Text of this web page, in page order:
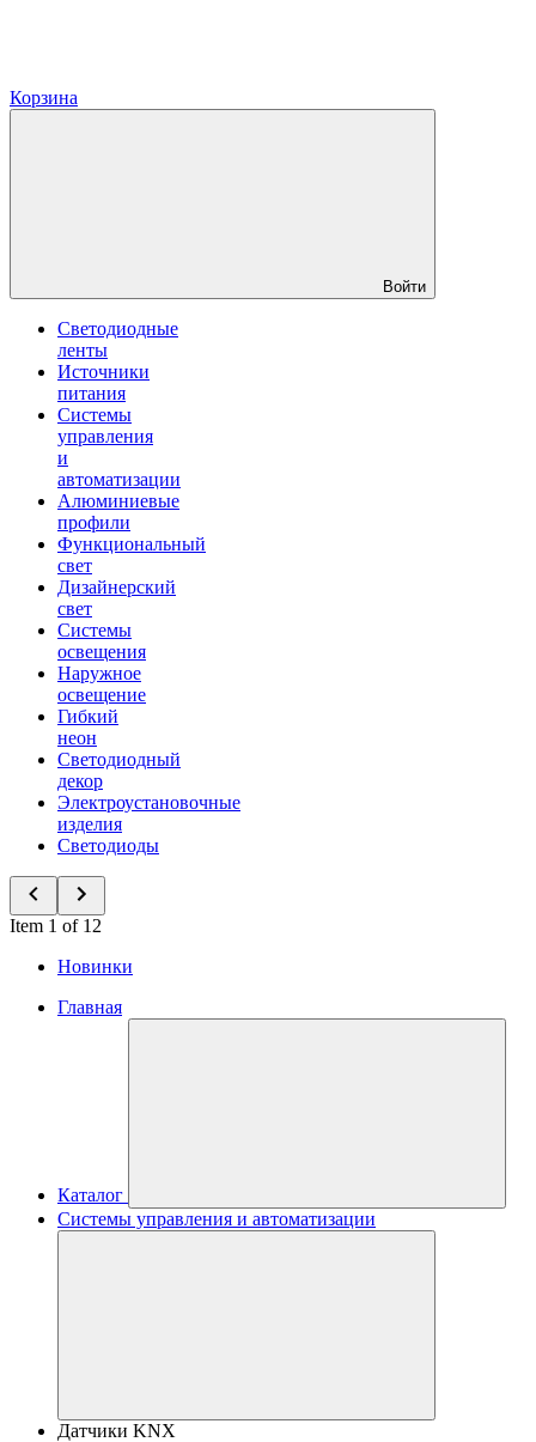
Корзина
Войти
Светодиодные
ленты
Источники
питания
Системы
управления
и
автоматизации
Алюминиевые
профили
Функциональный
свет
Дизайнерский
свет
Системы
освещения
Наружное
освещение
Гибкий
неон
Светодиодный
декор
Электроустановочные
изделия
Светодиоды
Item 1 of 12
Новинки
Главная
Каталог
Системы управления и автоматизации
Датчики KNX